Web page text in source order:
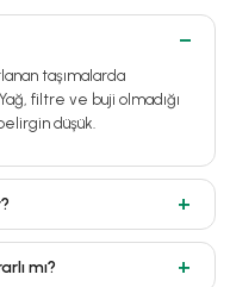
taşımalarda
filtre ve buji olmadığı
düşük.
mı?